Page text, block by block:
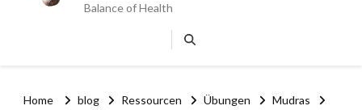
Balance of Health
Home blog Ressourcen Übungen Mudras